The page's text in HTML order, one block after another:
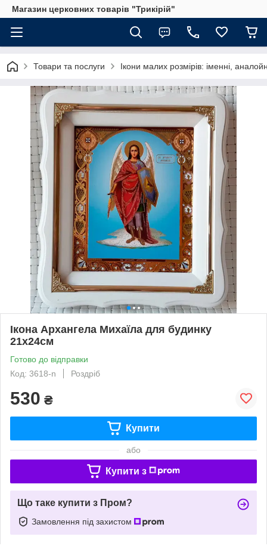
Магазин церковних товарів "Трикірій"
Товари та послуги Ікони малих розмірів: іменні,
Ікона Архангела Михаїла для будинку
21х24см
Готово до відправки
Код: 3618-n
Роздріб
530 ₴
Купити
або
Купити з
Що таке купити з Пром?
Замовлення під захистом